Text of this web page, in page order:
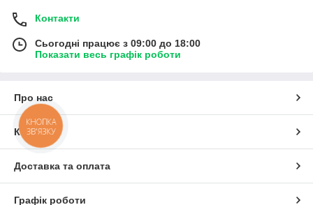
Контакти
Сьогодні працює з 09:00 до 18:00
Показати весь графік роботи
Про нас
Контакти
Доставка та оплата
Графік роботи
КНОПКА
ЗВ'ЯЗКУ